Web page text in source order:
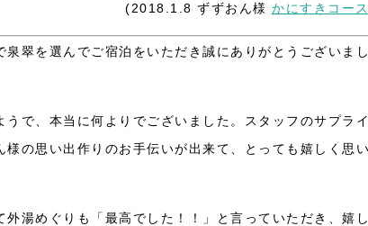
(2018.1.8 ずずおん様 かにすきコース
翠を選んでご宿泊をいただき誠にありがとうございまし
で、本当に何よりでございました。スタッフのサプライ
の思い出作りのお手伝いが出来て、とっても嬉しく思い
湯めぐりも「最高でした！！」と言っていただき、嬉し